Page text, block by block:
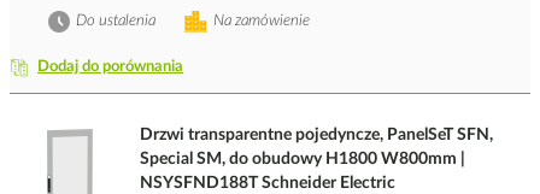
Dodaj do porównania
Na zamówienie
Do ustalenia
Drzwi transparentne pojedyncze, PanelSeT SFN,
Special SM, do obudowy H1800 W800mm |
NSYSFND188T Schneider Electric